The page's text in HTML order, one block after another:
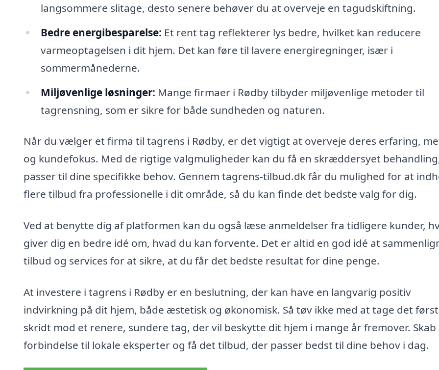
langsommere slitage, desto senere behøver du at overveje en tagudskiftning.
Bedre energibesparelse: Et rent tag reflekterer lys bedre, hvilket kan reducere
varmeoptagelsen i dit hjem. Det kan føre til lavere energiregninger, især i
sommermånederne.
Miljøvenlige løsninger: Mange firmaer i Rødby tilbyder miljøvenlige metoder til
tagrensning, som er sikre for både sundheden og naturen.
Når du vælger et firma til tagrens i Rødby, er det vigtigt at overveje deres erfaring,
og kundefokus. Med de rigtige valgmuligheder kan du få en skræddersyet
passer til dine specifikke behov. Gennem tagrens-tilbud.dk får du mulighed for at
flere tilbud fra professionelle i dit område, så du kan finde det bedste valg for dig.
Ved at benytte dig af platformen kan du også læse anmeldelser fra tidligere kunder,
giver dig en bedre idé om, hvad du kan forvente. Det er altid en god idé at
tilbud og services for at sikre, at du får det bedste resultat for dine penge.
At investere i tagrens i Rødby er en beslutning, der kan have en langvarig positiv
indvirkning på dit hjem, både æstetisk og økonomisk. Så tøv ikke med at tage det
skridt mod et renere, sundere tag, der vil beskytte dit hjem i mange år fremover. Skab
forbindelse til lokale eksperter og få det tilbud, der passer bedst til dine behov i dag.